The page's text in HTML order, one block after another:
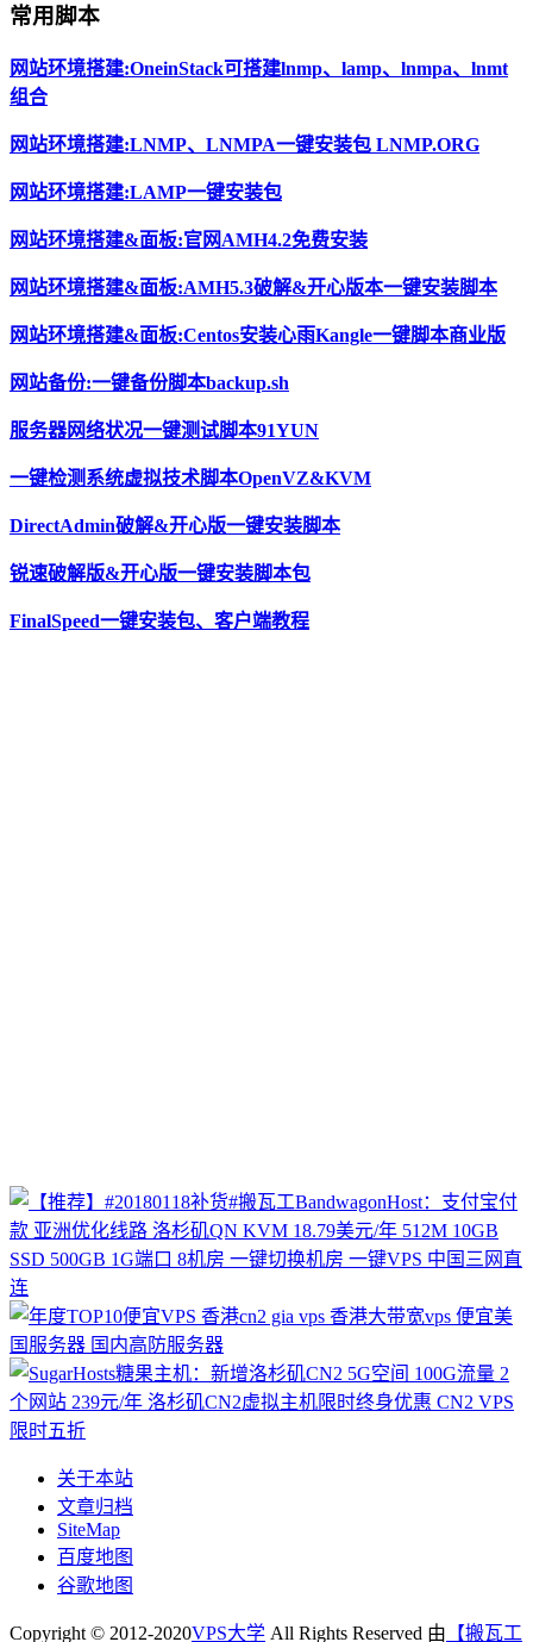
常用脚本
网站环境搭建:OneinStack可搭建lnmp、lamp、lnmpa、lnmt
组合
网站环境搭建:LNMP、LNMPA一键安装包 LNMP.ORG
网站环境搭建:LAMP一键安装包
网站环境搭建&面板:官网AMH4.2免费安装
网站环境搭建&面板:AMH5.3破解&开心版本一键安装脚本
网站环境搭建&面板:Centos安装心雨Kangle一键脚本商业版
网站备份:一键备份脚本backup.sh
服务器网络状况一键测试脚本91YUN
一键检测系统虚拟技术脚本OpenVZ&KVM
DirectAdmin破解&开心版一键安装脚本
锐速破解版&开心版一键安装脚本包
FinalSpeed一键安装包、客户端教程
关于本站
文章归档
SiteMap
百度地图
谷歌地图
Copyright © 2012-2020VPS大学 All Rights Reserved 由 【搬瓦工